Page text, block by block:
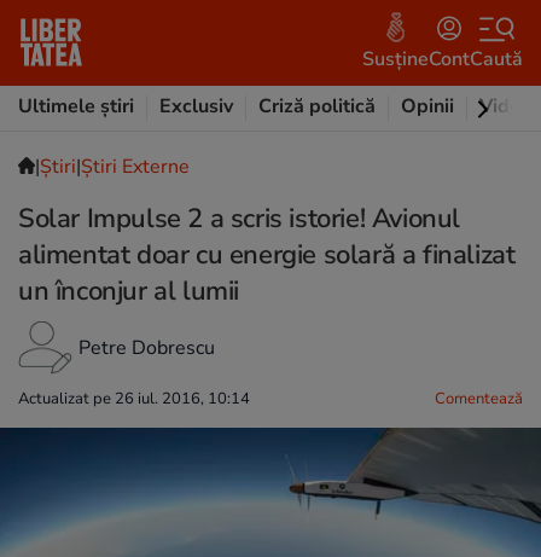
SusțineContCaută
Ultimele știri
Exclusiv Criză politică Opinii Video
|Ştiri|Știri Externe
Solar Impulse 2 a scris istorie! Avionul
alimentat doar cu energie solară a finalizat
un înconjur al lumii
Petre Dobrescu
Actualizat pe 26 iul. 2016, 10:14 Comentează